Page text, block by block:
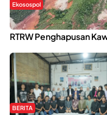
Ekosospol
Kabaena Menanti
RTRW Penghapusan
BERITA